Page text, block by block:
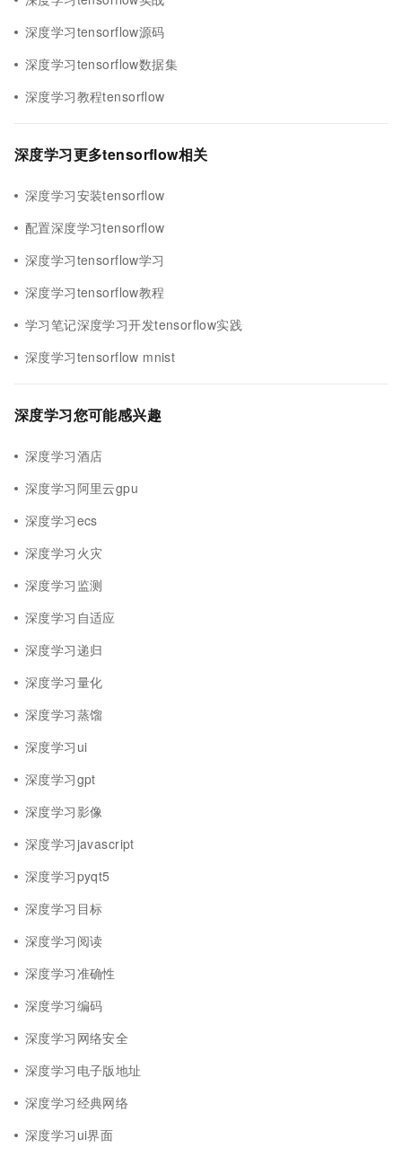
深度学习tensorflow源码
深度学习tensorflow数据集
深度学习教程tensorflow
深度学习更多tensorflow相关
深度学习安装tensorflow
配置深度学习tensorflow
深度学习tensorflow学习
深度学习tensorflow教程
学习笔记深度学习开发tensorflow实践
深度学习tensorflow mnist
深度学习您可能感兴趣
深度学习酒店
深度学习阿里云gpu
深度学习ecs
深度学习火灾
深度学习监测
深度学习自适应
深度学习递归
深度学习量化
深度学习蒸馏
深度学习ui
深度学习gpt
深度学习影像
深度学习javascript
深度学习pyqt5
深度学习目标
深度学习阅读
深度学习准确性
深度学习编码
深度学习网络安全
深度学习电子版地址
深度学习经典网络
深度学习ui界面